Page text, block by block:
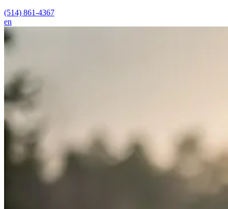
(514) 861-4367
en